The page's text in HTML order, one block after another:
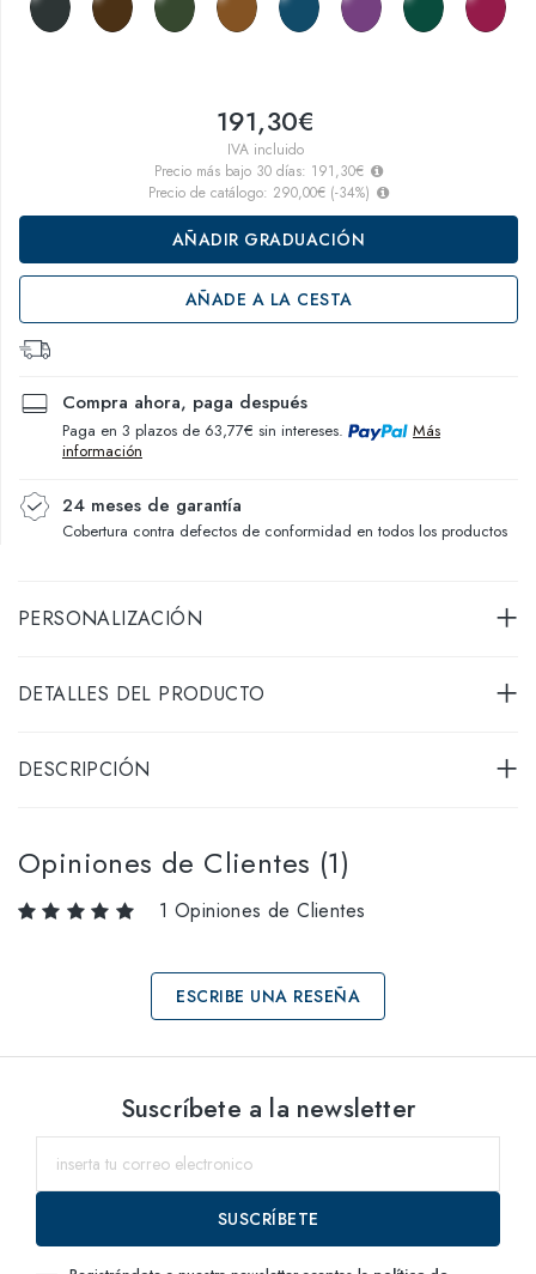
191,30€
IVA incluido
Precio más bajo 30 días: 191,30€
Precio de catálogo: 290,00€ (-34%)
AÑADIR GRADUACIÓN
AÑADE A LA CESTA
Compra ahora, paga después
Paga en 3 plazos de 63,77€ sin intereses.
Más
información
24 meses de garantía
Cobertura contra defectos de conformidad en todos los productos
PERSONALIZACIÓN
DETALLES DEL PRODUCTO
DESCRIPCIÓN
Opiniones de Clientes (1)
1 Opiniones de Clientes
ESCRIBE UNA RESEÑA
Selecciona tallas
dentro del
Suscríbete a la newsletter
SUSCRÍBETE